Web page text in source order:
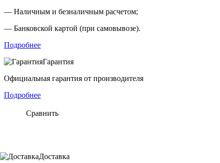
— Наличным и безналичным расчетом;
— Банковской картой (при самовывозе).
Подробнее
Гарантия
Официальная гарантия от производителя
Подробнее
Сравнить
Доставка